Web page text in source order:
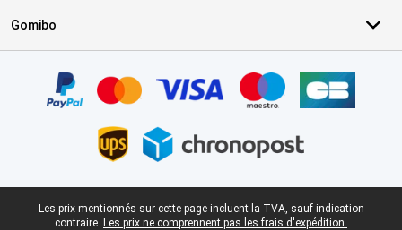
Gomibo
Pied-de-page légal
Les prix mentionnés sur cette page incluent la TVA, sauf indication
contraire. Les prix ne comprennent pas les frais d'expédition.